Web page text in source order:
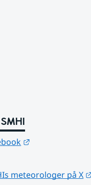
meteorologer på X